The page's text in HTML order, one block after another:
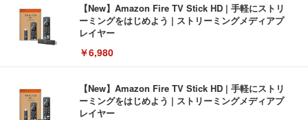
【New】Amazon Fire TV Stick HD | 手軽にストリ
ーミングをはじめよう | ストリーミングメディアプ
レイヤー
￥6,980
【New】Amazon Fire TV Stick HD | 手軽にストリ
ーミングをはじめよう | ストリーミングメディアプ
レイヤー